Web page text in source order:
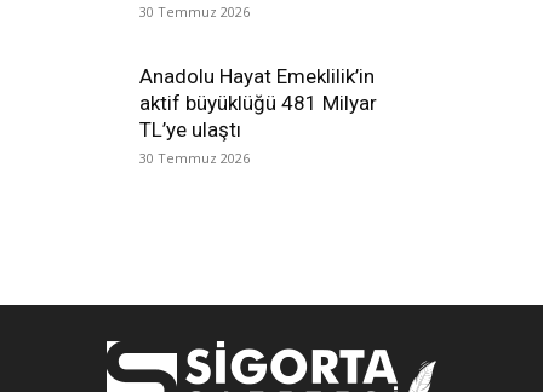
30 Temmuz 2026
Anadolu Hayat Emeklilik’in
aktif büyüklüğü 481 Milyar
TL’ye ulaştı
30 Temmuz 2026